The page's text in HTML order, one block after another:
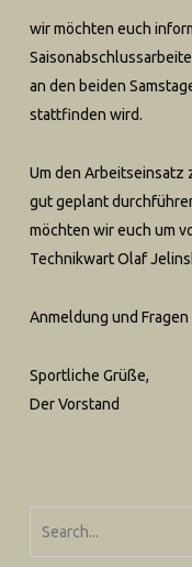
wir möchten euch
an den beiden
stattfinden wird.
Um den Arbeitseinsatz
gut geplant
möchten wir euch um
Technikwart Olaf
Anmeldung und
Sportliche Grüße,
Der Vorstand